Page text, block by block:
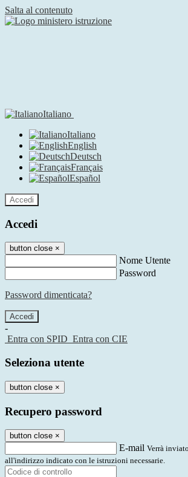
Salta al contenuto
Italiano
Italiano
English
Deutsch
Français
Español
Accedi
Accedi
button close ×
Nome Utente
Password
Password dimenticata?
-
Entra con SPID Entra con CIE
Seleziona utente
button close ×
Recupero password
button close ×
E-mail Verrà
all'indirizzo indicato con le istruzioni necessarie.